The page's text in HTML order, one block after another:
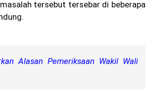
tersebut tersebar di beberapa
Alasan Pemeriksaan Wakil Wali